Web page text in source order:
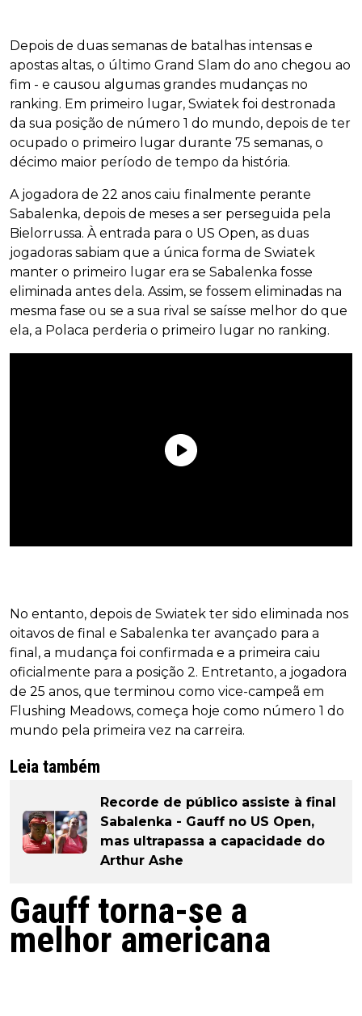
Depois de duas semanas de batalhas intensas e
apostas altas, o último Grand Slam do ano chegou ao
fim - e causou algumas grandes mudanças no
ranking. Em primeiro lugar, Swiatek foi destronada
da sua posição de número 1 do mundo, depois de ter
ocupado o primeiro lugar durante 75 semanas, o
décimo maior período de tempo da história.
A jogadora de 22 anos caiu finalmente perante
Sabalenka, depois de meses a ser perseguida pela
Bielorrussa. À entrada para o US Open, as duas
jogadoras sabiam que a única forma de Swiatek
manter o primeiro lugar era se Sabalenka fosse
eliminada antes dela. Assim, se fossem eliminadas na
mesma fase ou se a sua rival se saísse melhor do que
ela, a Polaca perderia o primeiro lugar no ranking.
No entanto, depois de Swiatek ter sido eliminada nos
oitavos de final e Sabalenka ter avançado para a
final, a mudança foi confirmada e a primeira caiu
oficialmente para a posição 2. Entretanto, a jogadora
de 25 anos, que terminou como vice-campeã em
Flushing Meadows, começa hoje como número 1 do
mundo pela primeira vez na carreira.
Leia também
Recorde de público assiste à final
Sabalenka - Gauff no US Open,
mas ultrapassa a capacidade do
Arthur Ashe
Gauff torna-se a
melhor americana